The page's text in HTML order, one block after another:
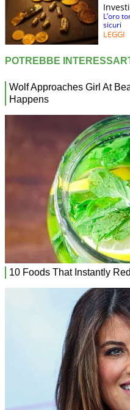
L’oro
sicuri
LEGGI